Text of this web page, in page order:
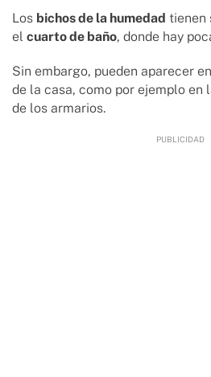
Los bichos de la humedad tienen
el cuarto de baño, donde hay
Sin embargo, pueden aparecer
de la casa, como por ejemplo en
de los armarios.